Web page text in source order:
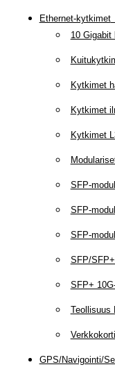
Ethernet-kytkimet(
10
Kytkimet
Kytkimet
Kytkimet
SFP-
SFP-
SFP-
SFP/
SFP+
Teollisuus
GPS/Navigointi/